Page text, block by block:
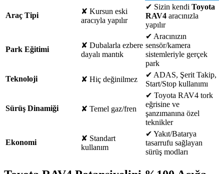
Araç Tipi ✘ Kursun eski
aracıyla yapılır
✔ Sizin kendi Toyota
RAV4 aracınızla
yapılır
Park Eğitimi ✘ Dubalarla ezbere
dayalı mantık
✔ Aracınızın
sensör/kamera
sistemleriyle gerçek
park
Teknoloji
✘ Hiç değinilmez
✔ ADAS, Şerit Takip,
Start/Stop kullanımı
Sürüş Dinamiği ✘ Temel gaz/fren
✔ Toyota RAV4 tork
eğrisine ve
şanzımanına özel
teknikler
Ekonomi ✘ Standart
kullanım
✔ Yakıt/Batarya
tasarrufu sağlayan
sürüş modları